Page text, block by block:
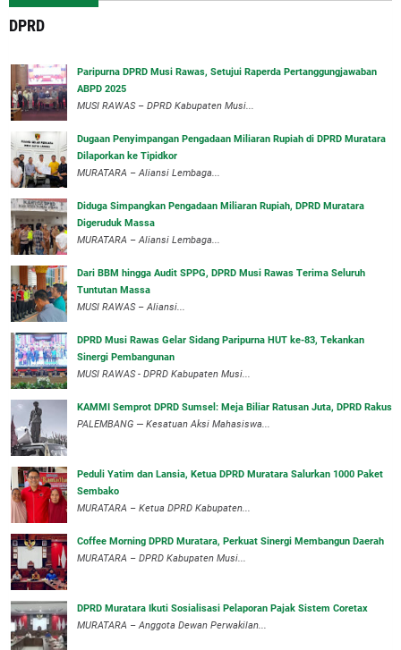
DPRD
Paripurna DPRD Musi Rawas, Setujui Raperda Pertanggungjawaban
ABPD 2025
MUSI RAWAS – DPRD Kabupaten Musi...
‎Dugaan Penyimpangan Pengadaan Miliaran Rupiah di DPRD Muratara
Dilaporkan ke Tipidkor
‎MURATARA – Aliansi Lembaga...
Diduga Simpangkan Pengadaan Miliaran Rupiah, DPRD Muratara
Digeruduk Massa
‎MURATARA – Aliansi Lembaga...
Dari BBM hingga Audit SPPG, DPRD Musi Rawas Terima Seluruh
Tuntutan Massa
MUSI RAWAS – Aliansi...
DPRD Musi Rawas Gelar Sidang Paripurna HUT ke-83, Tekankan
Sinergi Pembangunan
MUSI RAWAS - DPRD Kabupaten Musi...
KAMMI Semprot DPRD Sumsel: Meja Biliar Ratusan Juta, DPRD Rakus
PALEMBANG — Kesatuan Aksi Mahasiswa...
Peduli Yatim dan Lansia, Ketua DPRD Muratara Salurkan 1000 Paket
Sembako
MURATARA – Ketua DPRD Kabupaten...
Coffee Morning DPRD Muratara, Perkuat Sinergi Membangun Daerah
MURATARA – DPRD Kabupaten Musi...
DPRD Muratara Ikuti Sosialisasi Pelaporan Pajak Sistem Coretax
MURATARA – Anggota Dewan Perwakilan...